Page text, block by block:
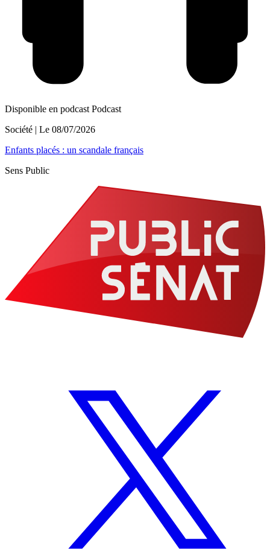
Disponible en podcast Podcast
Société | Le 08/07/2026
Enfants placés : un scandale français
Sens Public